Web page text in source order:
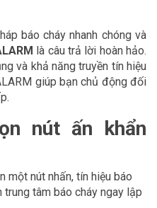
báo cháy nhanh chóng và
là câu trả lời hoàn hảo.
và khả năng truyền tín hiệu
giúp bạn chủ động đối
nút ấn khẩn
một nút nhấn, tín hiệu báo
tâm báo cháy ngay lập